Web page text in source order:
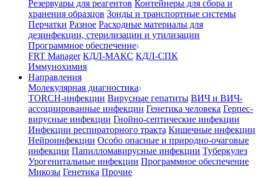
Резервуары для реагентов Контейнеры для сбора и
хранения образцов Зонды и транспортные системы
Перчатки Разное Расходные материалы для
дезинфекции, стерилизации и утилизации
Программное обеспечение
FRT Manager КДЛ-МАКС КДЛ-СПК
Иммунохимия
Направления
Молекулярная диагностика
TORCH-инфекции Вирусные гепатиты ВИЧ и ВИЧ-
ассоциированные инфекции Генетика человека Герпес-
вирусные инфекции Гнойно-септические инфекции
Инфекции респираторного тракта Кишечные инфекции
Нейроинфекции Особо опасные и природно-очаговые
инфекции Папилломавирусные инфекции Туберкулез
Урогенитальные инфекции Программное обеспечение
Микозы Генетика Прочие